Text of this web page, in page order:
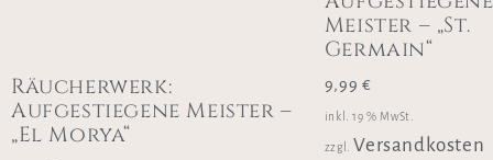
Räucherwerk:
Aufgestiegene Meister –
„El Morya“
Meister – „St.
Germain“
9,99 €
inkl. 19 % MwSt.
zzgl. Versandkosten